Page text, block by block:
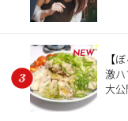
NEW
【
激
大